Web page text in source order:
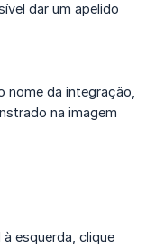
dar um apelido
nome da integração,
na imagem
à esquerda, clique